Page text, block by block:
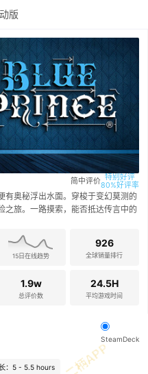
版
简中评价 特别好评
80%好评率
有奥秘浮出水面。穿梭于变幻莫测的
之旅。一路摸索，能否抵达传言中的
15日在线趋势
926
全球销量排行
1.9w
总评价数
24.5H
平均游戏时间
SteamDeck
：5 - 5.5 hours